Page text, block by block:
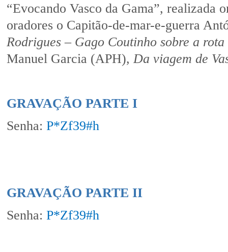
“Evocando Vasco da Gama”, realizada
oradores o Capitão-de-mar-e-guerra
Rodrigues – Gago Coutinho sobre a rota
Manuel Garcia (APH),Da viagem de
GRAVAÇÃO PARTE I
Senha: P*Zf39#h
GRAVAÇÃO PARTE II
Senha: P*Zf39#h